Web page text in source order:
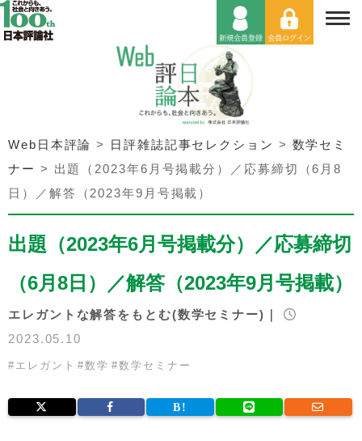
Web日本評論 > 日評雑誌記事セレクション > 数学セミ
ナー > 出題（2023年6月号掲載分）／応募締切（6月8
日）／解答（2023年9月号掲載）
出題（2023年6月号掲載分）／応募締切
（6月8日）／解答（2023年9月号掲載）
エレガントな解答をもとむ(数学セミナー)｜
2023.05.10
# エレガント #数学 #数学セミナー